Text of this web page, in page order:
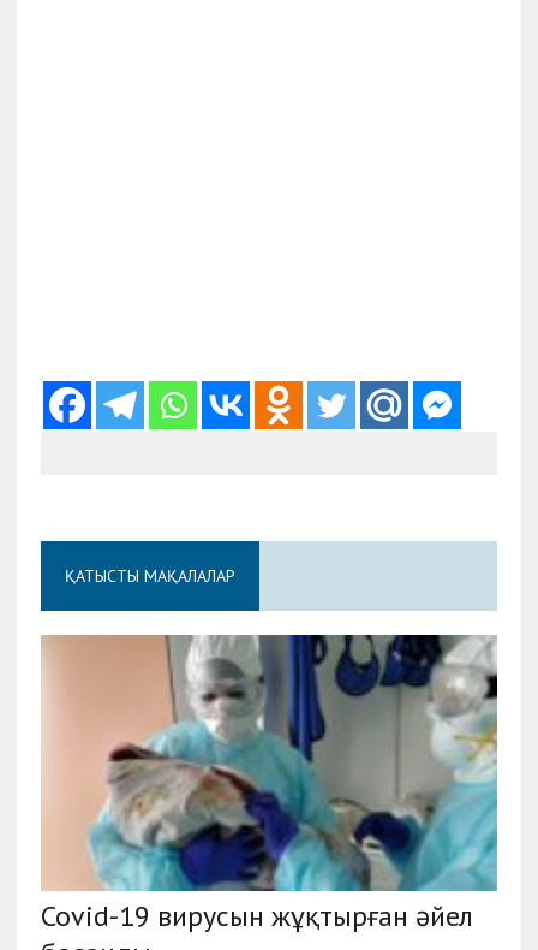
ҚАТЫСТЫ МАҚАЛАЛАР
Covid-19 вирусын жұқтырған әйел